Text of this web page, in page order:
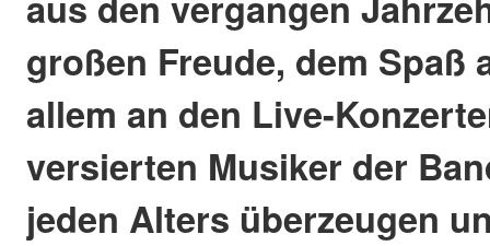
großen Freude, dem Spaß
allem an den Live-
versierten Musiker der
jeden Alters überzeugen